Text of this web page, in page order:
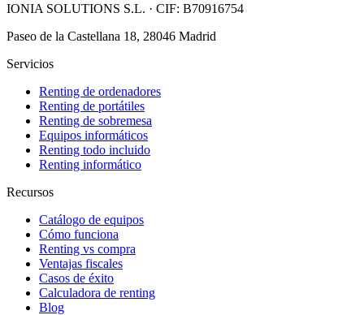
IONIA SOLUTIONS S.L. · CIF: B70916754
Paseo de la Castellana 18, 28046 Madrid
Servicios
Renting de ordenadores
Renting de portátiles
Renting de sobremesa
Equipos informáticos
Renting todo incluido
Renting informático
Recursos
Catálogo de equipos
Cómo funciona
Renting vs compra
Ventajas fiscales
Casos de éxito
Calculadora de renting
Blog